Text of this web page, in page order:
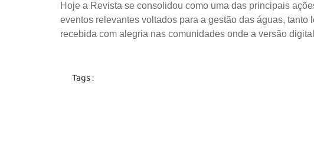
Hoje a Revista se consolidou como uma das principais
eventos relevantes voltados para a gestão das águas, tanto
recebida com alegria nas comunidades onde a versão
Tags :